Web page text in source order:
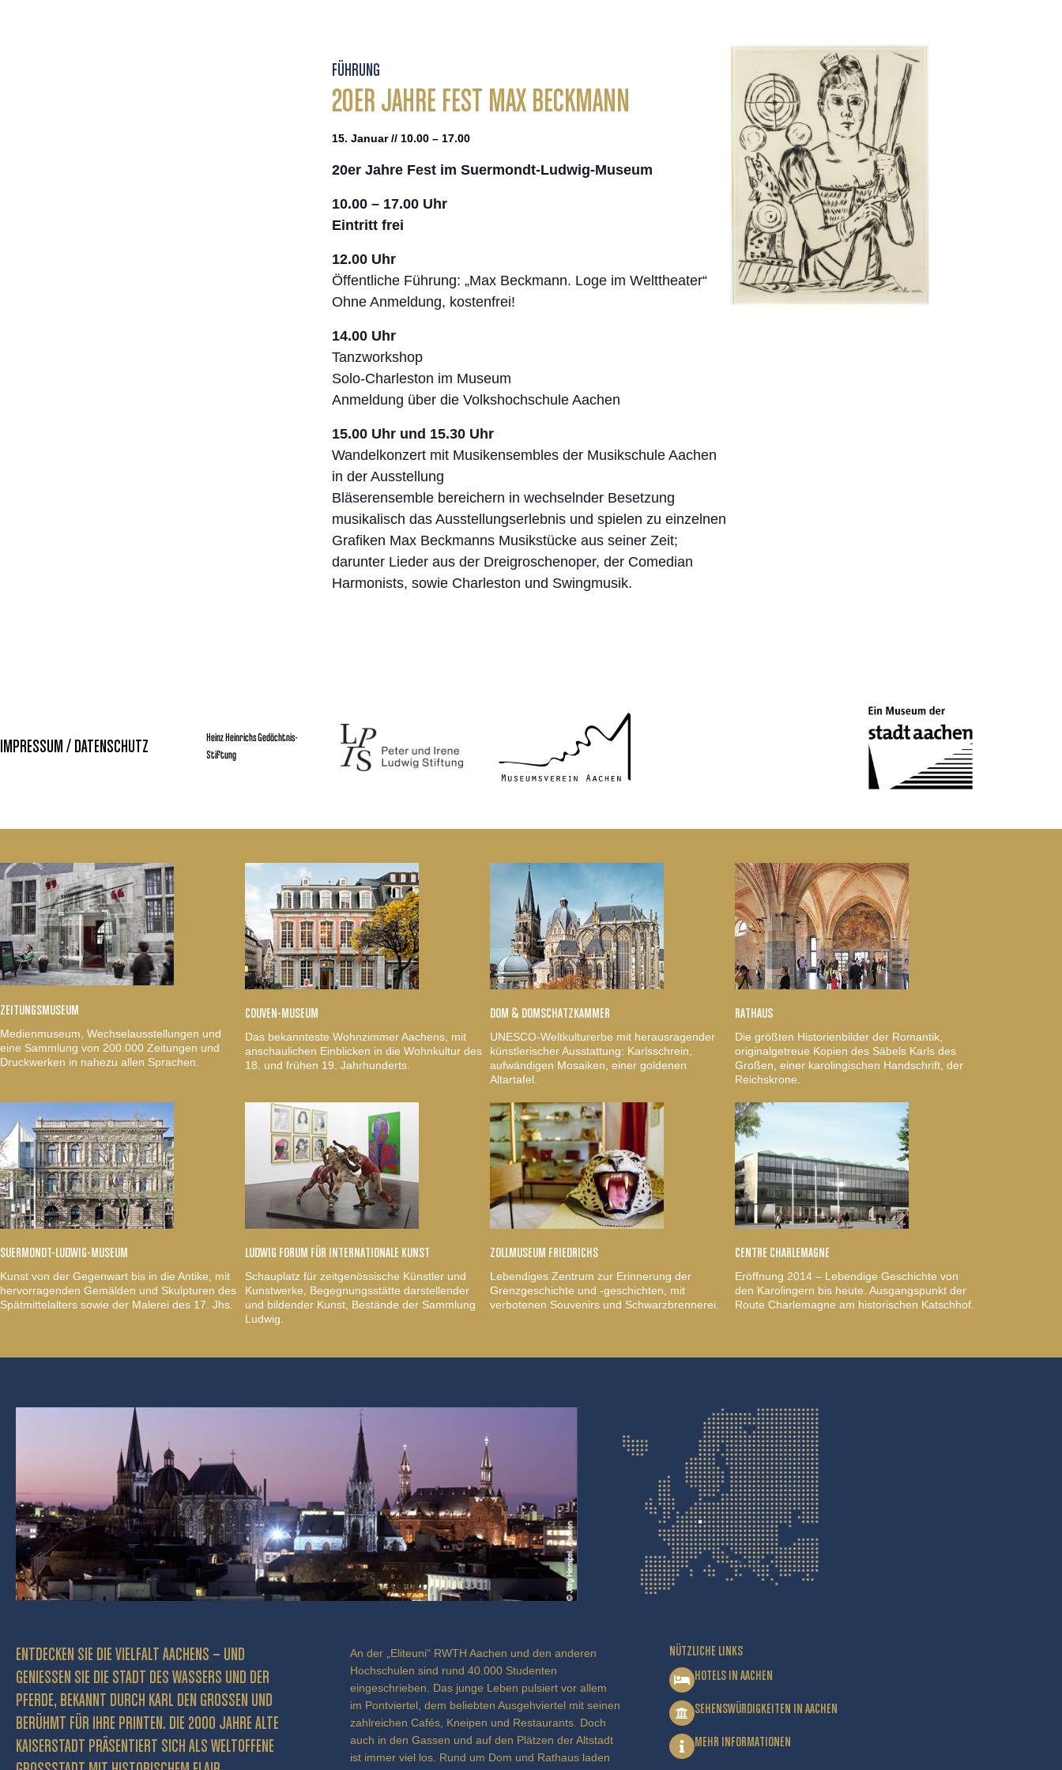
FÜHRUNG
20ER JAHRE FEST MAX BECKMANN
15. Januar // 10.00 – 17.00
20er Jahre Fest im Suermondt-Ludwig-Museum
10.00 – 17.00 Uhr
Eintritt frei
12.00 Uhr
Öffentliche Führung: „Max Beckmann. Loge im Welttheater“
Ohne Anmeldung, kostenfrei!
14.00 Uhr
Tanzworkshop
Solo-Charleston im Museum
Anmeldung über die Volkshochschule Aachen
15.00 Uhr und 15.30 Uhr
Wandelkonzert mit Musikensembles der Musikschule Aachen
in der Ausstellung
Bläserensemble bereichern in wechselnder Besetzung
musikalisch das Ausstellungserlebnis und spielen zu einzelnen
Grafiken Max Beckmanns Musikstücke aus seiner Zeit;
darunter Lieder aus der Dreigroschenoper, der Comedian
Harmonists, sowie Charleston und Swingmusik.
IMPRESSUM / DATENSCHUTZ
Heinz Heinrichs Gedächtnis-
Stiftung
ZEITUNGSMUSEUM
Medienmuseum, Wechselausstellungen und
eine Sammlung von 200.000 Zeitungen und
Druckwerken in nahezu allen Sprachen.
COUVEN-MUSEUM
Das bekannteste Wohnzimmer Aachens, mit
anschaulichen Einblicken in die Wohnkultur des
18. und frühen 19. Jahrhunderts.
DOM & DOMSCHATZKAMMER
UNESCO-Weltkulturerbe mit herausragender
künstlerischer Ausstattung: Karlsschrein,
aufwändigen Mosaiken, einer goldenen
Altartafel.
RATHAUS
Die größten Historienbilder der Romantik,
originalgetreue Kopien des Säbels Karls des
Großen, einer karolingischen Handschrift, der
Reichskrone.
SUERMONDT-LUDWIG-MUSEUM
Kunst von der Gegenwart bis in die Antike, mit
hervorragenden Gemälden und Skulpturen des
Spätmittelalters sowie der Malerei des 17. Jhs.
LUDWIG FORUM FÜR INTERNATIONALE KUNST
Schauplatz für zeitgenössische Künstler und
Kunstwerke, Begegnungsstätte darstellender
und bildender Kunst, Bestände der Sammlung
Ludwig.
ZOLLMUSEUM FRIEDRICHS
Lebendiges Zentrum zur Erinnerung der
Grenzgeschichte und -geschichten, mit
verbotenen Souvenirs und Schwarzbrennerei.
CENTRE CHARLEMAGNE
Eröffnung 2014 – Lebendige Geschichte von
den Karolingern bis heute. Ausgangspunkt der
Route Charlemagne am historischen Katschhof.
ENTDECKEN SIE DIE VIELFALT AACHENS – UND
GENIESSEN SIE DIE STADT DES WASSERS UND DER P
FERDE, BEKANNT DURCH KARL DEN GROSSEN UND BE
RÜHMT FÜR IHRE PRINTEN. DIE 2000 JAHRE ALTE KA
ISERSTADT PRÄSENTIERT SICH ALS WELTOFFENE GR
An der „Eliteuni“ RWTH Aachen und den anderen
Hochschulen sind rund 40.000 Studenten
eingeschrieben. Das junge Leben pulsiert vor allem
im Pontviertel, dem beliebten Ausgehviertel mit seinen
zahlreichen Cafés, Kneipen und Restaurants. Doch
auch in den Gassen und auf den Plätzen der Altstadt
ist immer viel los. Rund um Dom und Rathaus laden
NÜTZLICHE LINKS
HOTELS IN AACHEN
SEHENSWÜRDIGKEITEN IN AACHEN
MEHR INFORMATIONEN